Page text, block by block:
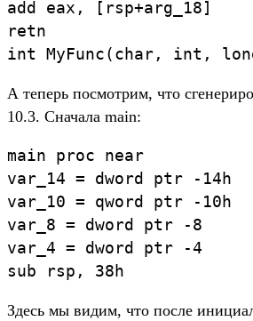
add eax , [ rsp+arg_18]
retn
int
MyFunc(char, int ,
А теперь пос­мотрим, что
10.3. Сна­чала main:
main proc
near
var_14 = dword ptr - 14h
var_10 = qword ptr - 10h
var_8 = dword ptr -8
var_4 = dword ptr -4
sub
rsp , 38h
Здесь мы видим, что пос­ле